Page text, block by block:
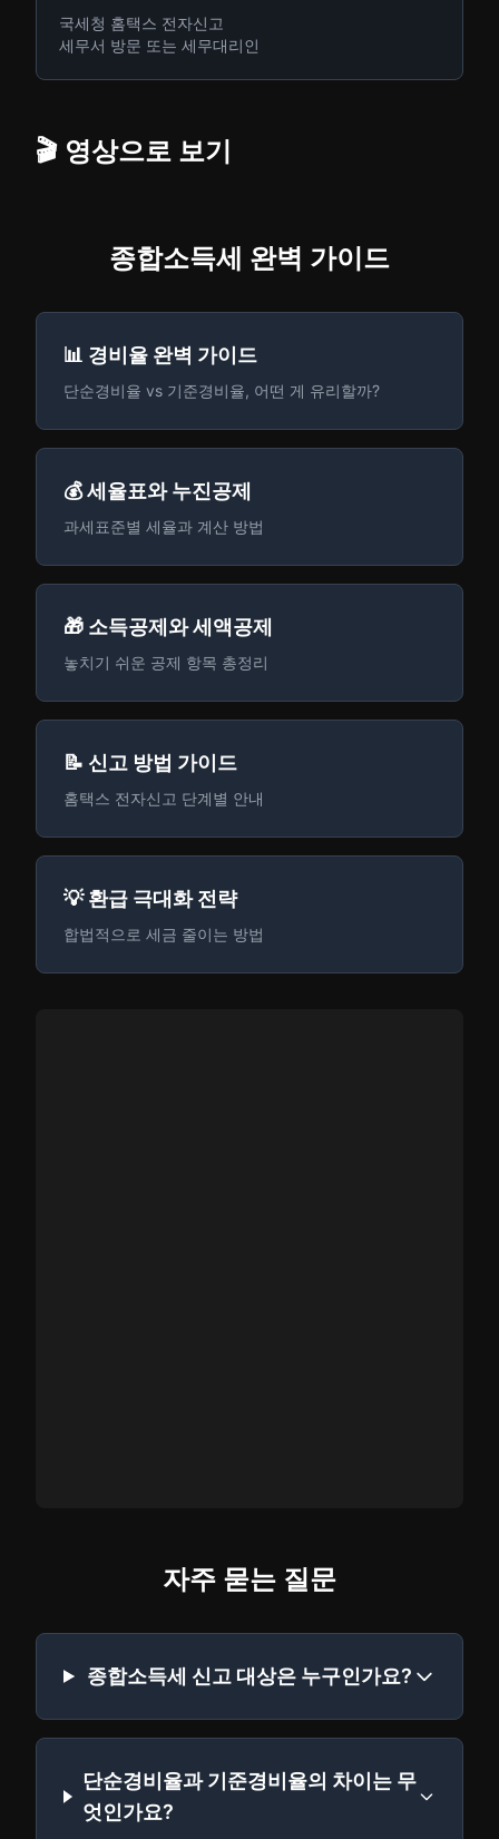
국세청 홈택스 전자신고
세무서 방문 또는 세무대리인
🎬 영상으로 보기
종합소득세 완벽 가이드
📊 경비율 완벽 가이드
단순경비율 vs 기준경비율, 어떤 게 유리할까?
💰 세율표와 누진공제
과세표준별 세율과 계산 방법
🎁 소득공제와 세액공제
놓치기 쉬운 공제 항목 총정리
📝 신고 방법 가이드
홈택스 전자신고 단계별 안내
💡 환급 극대화 전략
합법적으로 세금 줄이는 방법
자주 묻는 질문
종합소득세 신고 대상은 누구인가요?
단순경비율과 기준경비율의 차이는 무
엇인가요?